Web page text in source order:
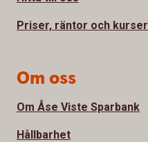
Priser, räntor och kurser
Om oss
Om Åse Viste Sparbank
Hållbarhet